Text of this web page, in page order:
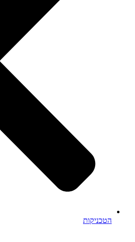
הטכניקות